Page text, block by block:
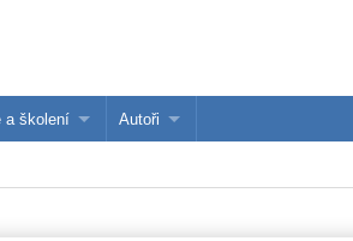
a školení Autoři